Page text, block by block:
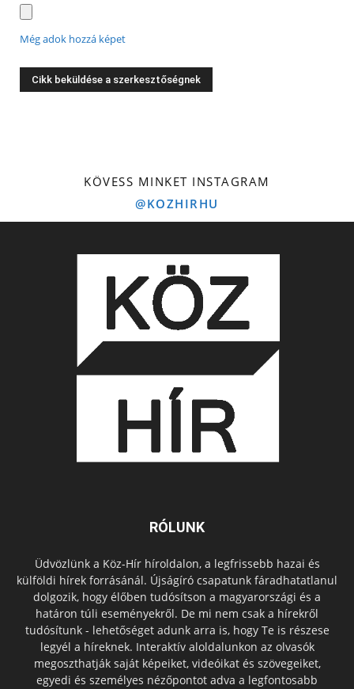
Még adok hozzá képet
KÖVESS MINKET INSTAGRAM
@KOZHIRHU
RÓLUNK
Üdvözlünk a Köz-Hír híroldalon, a legfrissebb hazai és
külföldi hírek forrásánál. Újságíró csapatunk fáradhatatlanul
dolgozik, hogy élőben tudósítson a magyarországi és a
határon túli eseményekről. De mi nem csak a hírekről
tudósítunk - lehetőséget adunk arra is, hogy Te is részese
legyél a híreknek. Interaktív aloldalunkon az olvasók
megoszthatják saját képeiket, videóikat és szövegeiket,
egyedi és személyes nézőpontot adva a legfontosabb